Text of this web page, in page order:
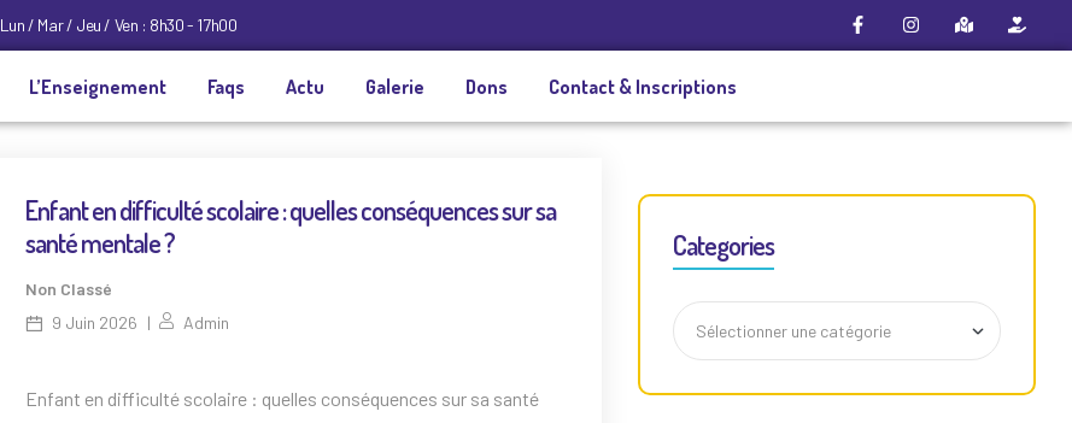
Lun / Mar / Jeu / Ven : 8h30 - 17h00
L’Enseignement Faqs Actu Galerie Dons Contact & Inscriptions
Enfant en difficulté scolaire : quelles conséquences sur sa
santé mentale ?
Non Classé
9 Juin 2026
Admin
Enfant en difficulté scolaire : quelles conséquences sur sa santé
Categories